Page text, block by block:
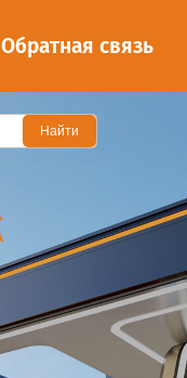
Обратная связь
Найти